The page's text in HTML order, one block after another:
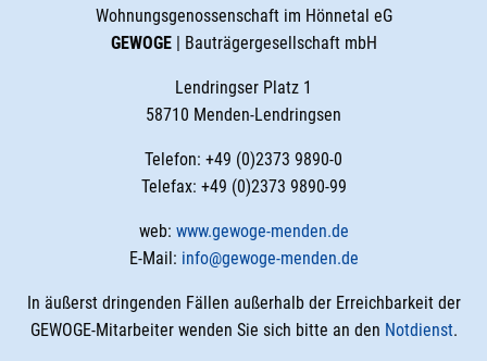
Wohnungsgenossenschaft im Hönnetal eG
GEWOGE| Bauträgergesellschaft mbH
Lendringser Platz 1
58710 Menden-Lendringsen
Telefon: +49 (0)2373 9890-0
Telefax: +49 (0)2373 9890-99
web: www.gewoge-menden.de
E-Mail: info@gewoge-menden.de
In äußerst dringenden Fällen außerhalb der Erreichbarkeit der
GEWOGE-Mitarbeiter wenden Sie sich bitte an den Notdienst.